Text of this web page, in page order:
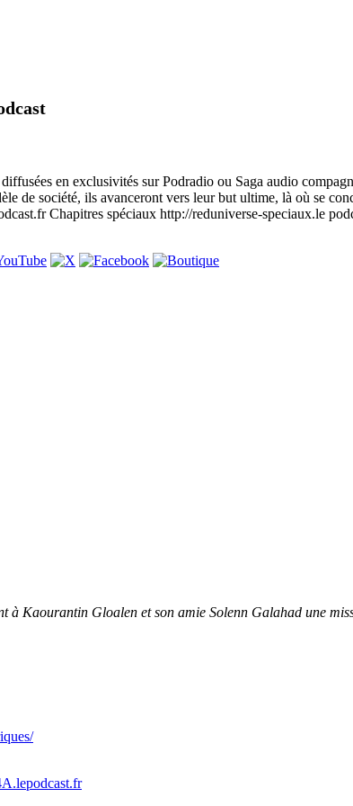
en exclusivités sur Podradio ou Saga audio
de société, ils avanceront vers leur but ultime, là où se
Chapitres spéciaux http://reduniverse-speciaux.le
Kaourantin Gloalen et son amie Solenn Galahad une